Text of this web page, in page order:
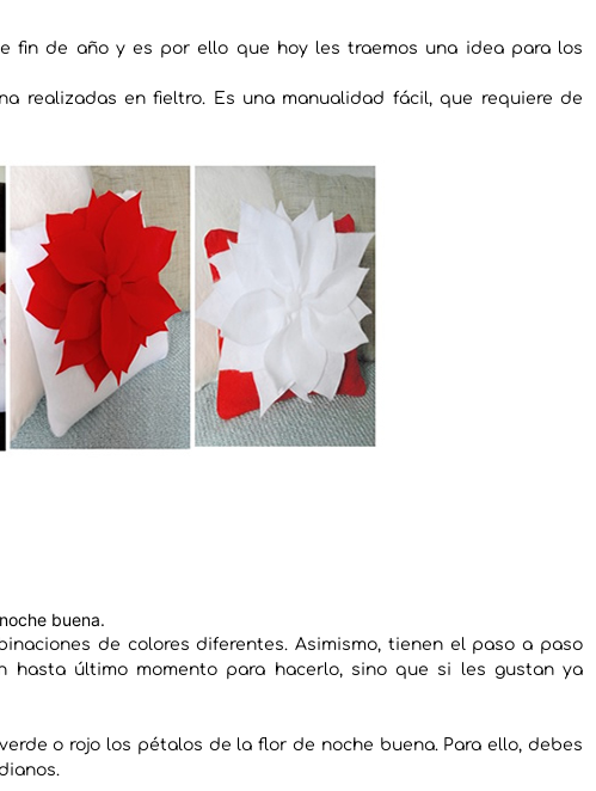
fin de año y es por ello que hoy les traemos una idea para los
realizadas en fieltro. Es una manualidad fácil, que requiere de
buena.
de colores diferentes. Asimismo, tienen el paso a paso
hasta último momento para hacerlo, sino que si les gustan ya
o rojo los pétalos de la flor de noche buena. Para ello, debes